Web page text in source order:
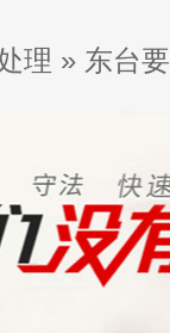
理 » 东台